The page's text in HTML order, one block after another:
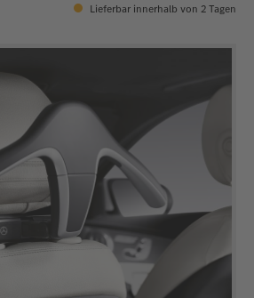
Lieferbar innerhalb von 2 Tagen